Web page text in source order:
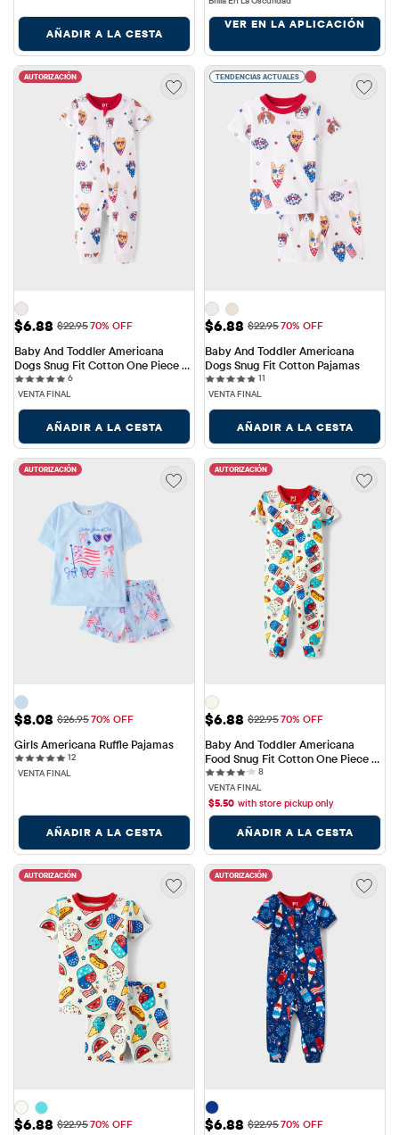
AÑADIR A LA CESTA
VER EN LA APLICACIÓN
AUTORIZACIÓN
Precio de venta: $6.88
$6.88 Precio original: $22.95
$22.9570% OFF
Baby And Toddler Americana
Dogs Snug Fit Cotton One Piece
Pajamas
66 reviews
VENTA FINAL
AÑADIR A LA CESTA
TENDENCIAS ACTUALES
Precio de venta: $6.88
$6.88 Precio original: $22.95
$22.9570% OFF
Baby And Toddler Americana
Dogs Snug Fit Cotton Pajamas
11
VENTA FINAL
AÑADIR A LA CESTA
AUTORIZACIÓN
Precio de venta: $8.08
$8.08 Precio original: $26.95
$26.9570% OFF
Girls Americana Ruffle Pajamas
1212 reviews
VENTA FINAL
AÑADIR A LA CESTA
AUTORIZACIÓN
Precio de venta: $6.88
$6.88 Precio original: $22.95
$22.9570% OFF
Baby And Toddler Americana
Food Snug Fit Cotton One Piece
Pajamas
88 reviews
VENTA FINAL
$5.50 with store pickup only
AÑADIR A LA CESTA
AUTORIZACIÓN
Precio de venta: $6.88
$6.88 Precio original: $22.95
$22.9570% OFF
AUTORIZACIÓN
Precio de venta: $6.88
$6.88 Precio original: $22.95
$22.9570% OFF